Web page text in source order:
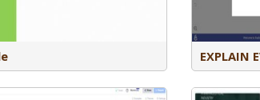
EXPLAIN
Met